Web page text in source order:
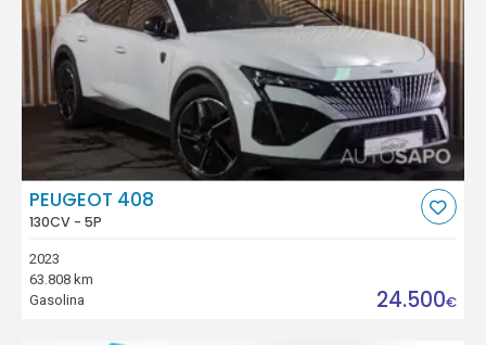
PEUGEOT 408
130CV - 5P
2023
63.808 km
Gasolina
24.500€